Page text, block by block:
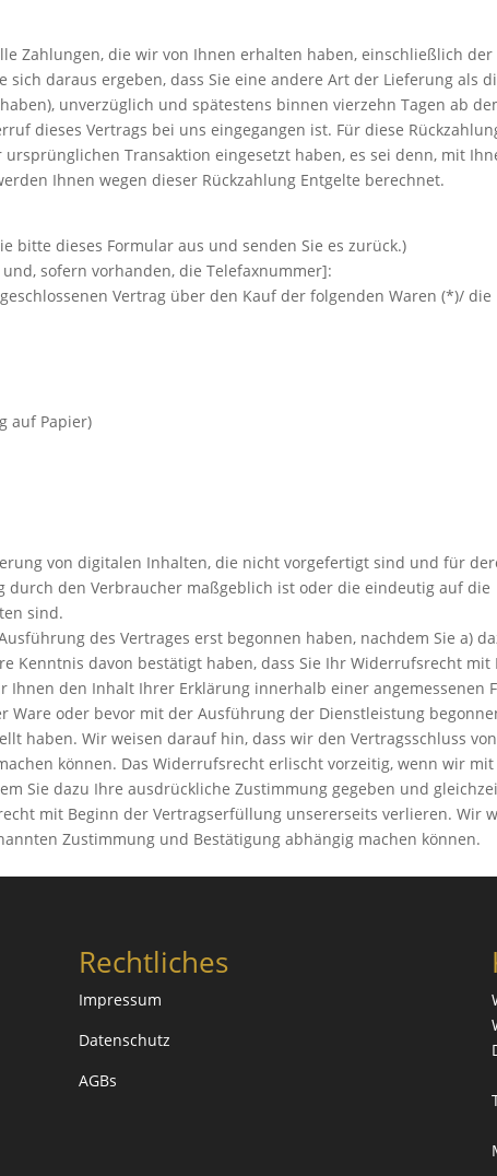
Zahlungen, die wir von Ihnen erhalten haben, einschließlich der
daraus ergeben, dass Sie eine andere Art der Lieferung als
unverzüglich und spätestens binnen vierzehn Tagen ab
dieses Vertrags bei uns eingegangen ist. Für diese
Transaktion eingesetzt haben, es sei denn, mit
Ihnen wegen dieser Rückzahlung Entgelte berechnet.
bitte dieses Formular aus und senden Sie es zurück.)
sofern vorhanden, die Telefaxnummer]:
Vertrag über den Kauf der folgenden Waren (*)/ die
auf Papier)
von digitalen Inhalten, die nicht vorgefertigt sind und für
den Verbraucher maßgeblich ist oder die eindeutig auf die
sind.
des Vertrages erst begonnen haben, nachdem Sie a)
Kenntnis davon bestätigt haben, dass Sie Ihr Widerrufsrecht mit
den Inhalt Ihrer Erklärung innerhalb einer angemessenen
Ware oder bevor mit der Ausführung der Dienstleistung
haben. Wir weisen darauf hin, dass wir den Vertragsschluss
können. Das Widerrufsrecht erlischt vorzeitig, wenn wir
Sie dazu Ihre ausdrückliche Zustimmung gegeben und
mit Beginn der Vertragserfüllung unsererseits verlieren. Wir
Zustimmung und Bestätigung abhängig machen können.
Rechtliches
Impressum
Datenschutz
AGBs